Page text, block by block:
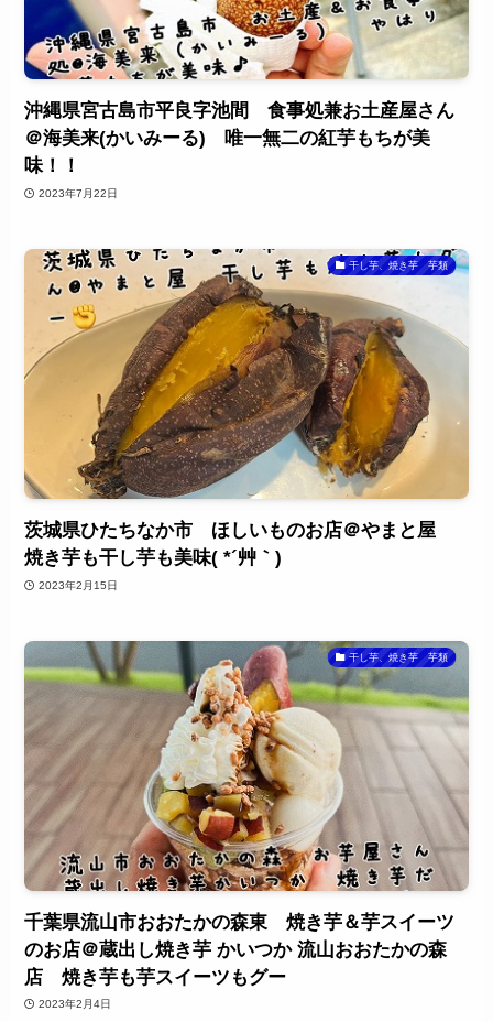
沖縄県宮古島市平良字池間 食事処兼お土産屋さん
＠海美来(かいみーる) 唯一無二の紅芋もちが美
味！！
2023年7月22日
干し芋、焼き芋 芋類
茨城県ひたちなか市 ほしいものお店＠やまと屋
焼き芋も干し芋も美味( *´艸｀)
2023年2月15日
干し芋、焼き芋 芋類
千葉県流山市おおたかの森東 焼き芋＆芋スイーツ
のお店＠蔵出し焼き芋 かいつか 流山おおたかの森
店 焼き芋も芋スイーツもグー
2023年2月4日